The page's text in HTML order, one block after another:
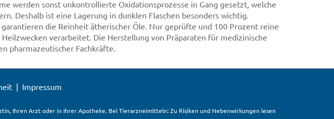
werden sonst unkontrollierte Oxidationsprozesse in Gang gesetzt, welche
Deshalb ist eine Lagerung in dunklen Flaschen besonders wichtig.
die Reinheit ätherischer Öle. Nur geprüfte und 100 Prozent reine
verarbeitet. Die Herstellung von Präparaten für medizinische
pharmazeutischer Fachkräfte.
Impressum
Ihren Arzt oder in Ihrer Apotheke. Bei Tierarzneimitteln: Zu Risiken und Nebenwirkungen lesen